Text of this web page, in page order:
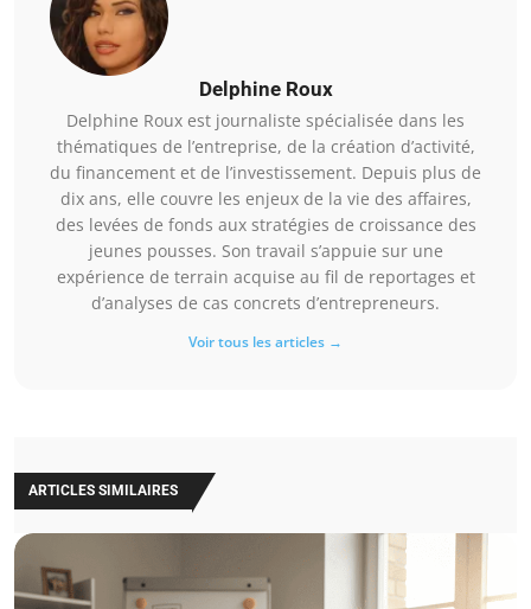
Delphine Roux
Delphine Roux est journaliste spécialisée dans les
thématiques de l’entreprise, de la création d’activité,
du financement et de l’investissement. Depuis plus de
dix ans, elle couvre les enjeux de la vie des affaires,
des levées de fonds aux stratégies de croissance des
jeunes pousses. Son travail s’appuie sur une
expérience de terrain acquise au fil de reportages et
d’analyses de cas concrets d’entrepreneurs.
Voir tous les articles →
ARTICLES SIMILAIRES